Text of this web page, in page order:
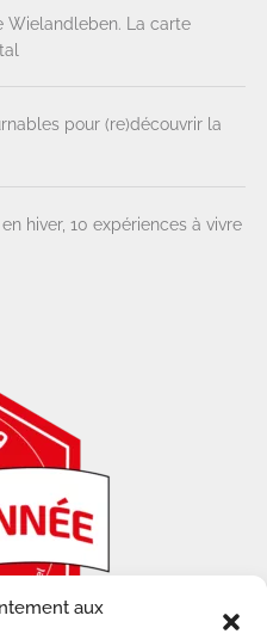
aux
Wielandleben. La carte
pour (re)découvrir la
hiver, 10 expériences à vivre